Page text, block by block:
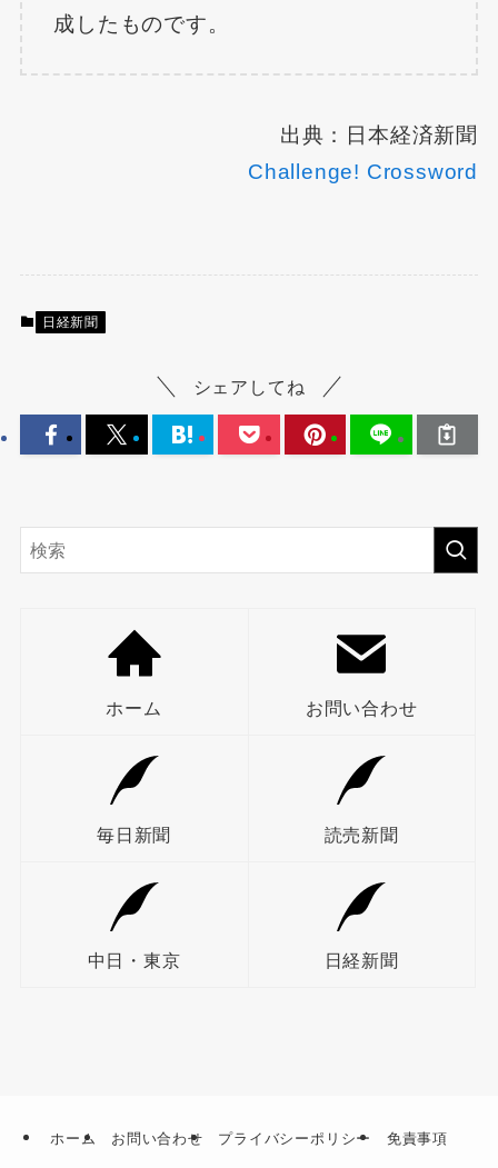
成したものです。
出典：日本経済新聞
Challenge! Crossword
日経新聞
シェアしてね
ホーム お問い合わせ
毎日新聞 読売新聞
中日・東京 日経新聞
ホーム お問い合わせ プライバシーポリシー 免責事項